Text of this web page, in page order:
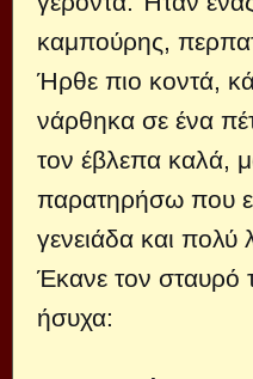
καμπούρης,
Ήρθε πιο κοντά,
νάρθηκα σε ένα
τον έβλεπα καλά,
παρατηρήσω που
γενειάδα και
Έκανε τον σταυρό
ήσυχα: